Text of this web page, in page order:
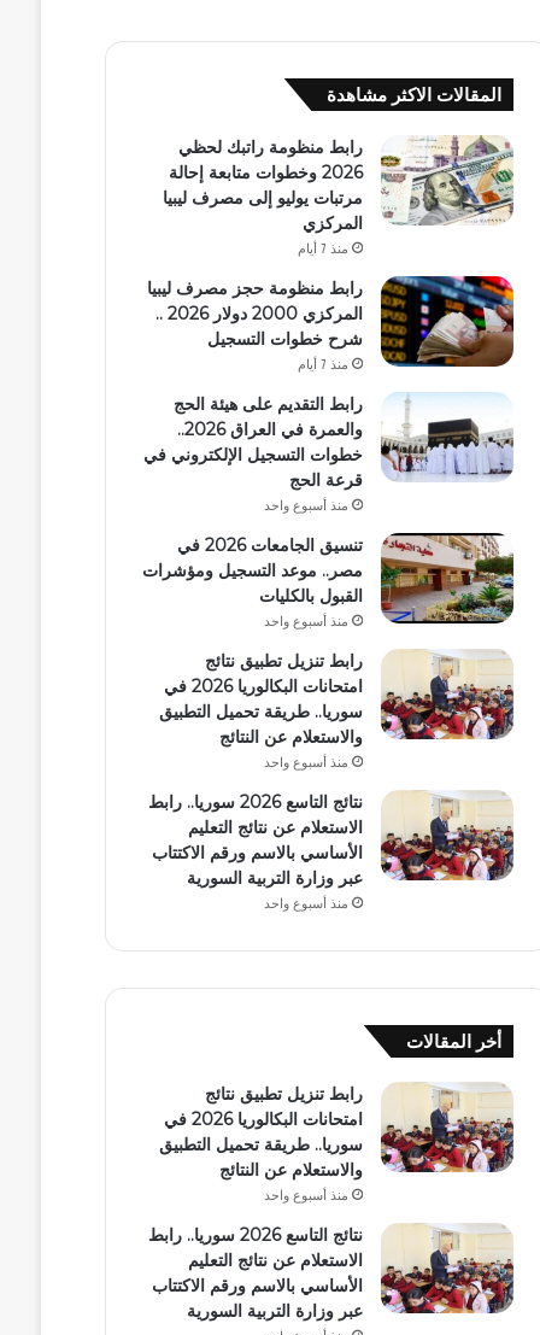
المقالات الاكثر مشاهدة
رابط منظومة راتبك لحظي
2026 وخطوات متابعة إحالة
مرتبات يوليو إلى مصرف ليبيا
المركزي
منذ 7 أيام
رابط منظومة حجز مصرف ليبيا
المركزي 2000 دولار 2026 ..
شرح خطوات التسجيل
منذ 7 أيام
رابط التقديم على هيئة الحج
والعمرة في العراق 2026..
خطوات التسجيل الإلكتروني في
قرعة الحج
منذ أسبوع واحد
تنسيق الجامعات 2026 في
مصر.. موعد التسجيل ومؤشرات
القبول بالكليات
منذ أسبوع واحد
رابط تنزيل تطبيق نتائج
امتحانات البكالوريا 2026 في
سوريا.. طريقة تحميل التطبيق
والاستعلام عن النتائج
منذ أسبوع واحد
نتائج التاسع 2026 سوريا.. رابط
الاستعلام عن نتائج التعليم
الأساسي بالاسم ورقم الاكتتاب
عبر وزارة التربية السورية
منذ أسبوع واحد
أخر المقالات
رابط تنزيل تطبيق نتائج
امتحانات البكالوريا 2026 في
سوريا.. طريقة تحميل التطبيق
والاستعلام عن النتائج
منذ أسبوع واحد
نتائج التاسع 2026 سوريا.. رابط
الاستعلام عن نتائج التعليم
الأساسي بالاسم ورقم الاكتتاب
عبر وزارة التربية السورية